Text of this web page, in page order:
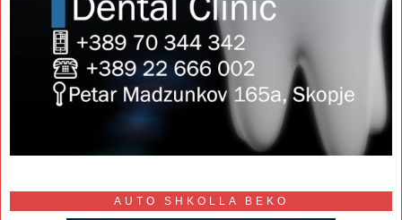
AUTO SHKOLLA BEKO